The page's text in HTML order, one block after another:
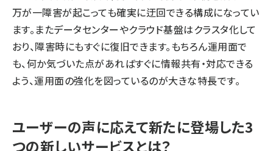
万が一障害が起こっても確実に迂回できる構成になってい
ます。またデータセンターやクラウド基盤はクラスタ化して
おり、障害時にもすぐに復旧できます。もちろん運用面で
も、何か気づいた点があればすぐに情報共有・対応できる
よう、運用面の強化を図っているのが大きな特長です。
ユーザーの声に応えて新たに登場した3
つの新しいサービスとは？